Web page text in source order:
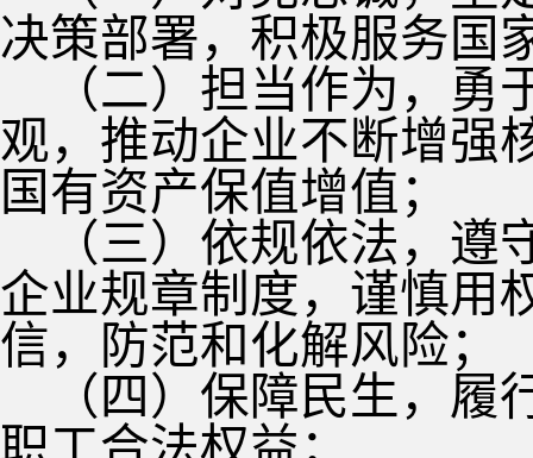
决策部署，积极服务国
（二）担当作为，
观，推动企业不断增强
国有资产保值增值；
（三）依规依法，
企业规章制度，谨慎用
信，防范和化解风险；
（四）保障民生，